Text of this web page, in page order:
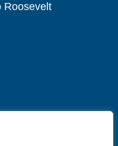
Roosevelt